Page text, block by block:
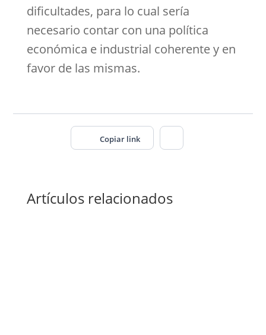
dificultades, para lo cual sería
necesario contar con una política
económica e industrial coherente y en
favor de las mismas.
Copiar link
Artículos relacionados